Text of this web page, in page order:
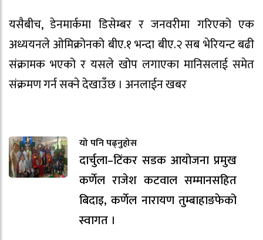
यसैबीच, डेनमार्कमा डिसेम्बर र जनवरीमा गरिएको एक
अध्ययनले ओमिक्रोनको बीए.१ भन्दा बीए.२ सब भेरियन्ट बढी
संक्रामक भएको र यसले खोप लगाएका मानिसलाई समेत
संक्रमण गर्न सक्ने देखाउँछ । अनलाईन खबर
यो पनि पढ्नुहोस
दार्चुला–टिंकर सडक आयोजना प्रमुख
कर्णेल राजेश कटवाल सम्मानसहित
बिदाइ, कर्णेल नारायण तुम्बाहाङफेको
स्वागत ।